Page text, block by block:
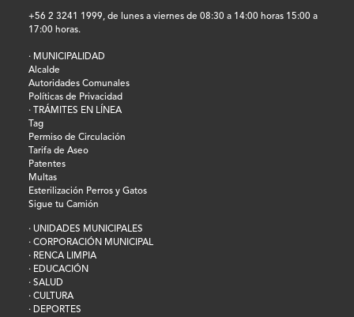
+56 2 3241 1999, de lunes a viernes de 08:30 a 14:00 horas 15:00 a
17:00 horas.
· MUNICIPALIDAD
Alcalde
Autoridades Comunales
Políticas de Privacidad
· TRÁMITES EN LÍNEA
Tag
Permiso de Circulación
Tarifa de Aseo
Patentes
Multas
Esterilización Perros y Gatos
Sigue tu Camión
· UNIDADES MUNICIPALES
· CORPORACIÓN MUNICIPAL
· RENCA LIMPIA
· EDUCACIÓN
· SALUD
· CULTURA
· DEPORTES